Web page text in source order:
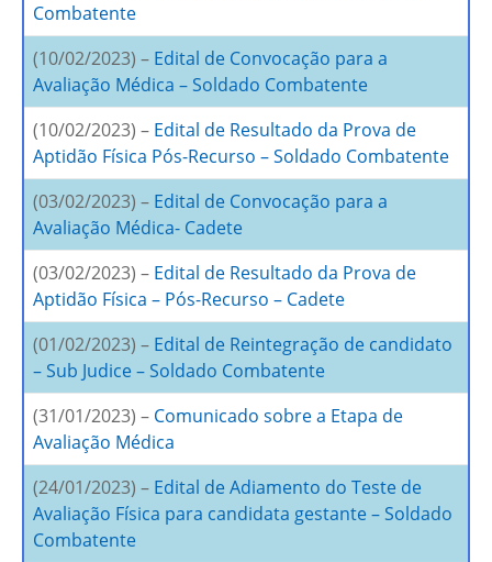
Combatente
(10/02/2023) – Edital de Convocação para a
Avaliação Médica – Soldado Combatente
(10/02/2023) – Edital de Resultado da Prova de
Aptidão Física Pós-Recurso – Soldado Combatente
(03/02/2023) – Edital de Convocação para a
Avaliação Médica- Cadete
(03/02/2023) – Edital de Resultado da Prova de
Aptidão Física – Pós-Recurso – Cadete
(01/02/2023) – Edital de Reintegração de candidato
– Sub Judice – Soldado Combatente
(31/01/2023) – Comunicado sobre a Etapa de
Avaliação Médica
(24/01/2023) – Edital de Adiamento do Teste de
Avaliação Física para candidata gestante – Soldado
Combatente